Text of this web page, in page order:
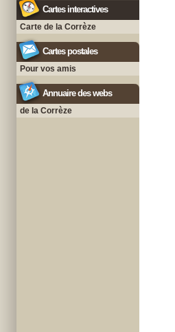
Cartes interactives
Carte de la Corrèze
Cartes postales
Pour vos amis
Annuaire des webs
de la Corrèze